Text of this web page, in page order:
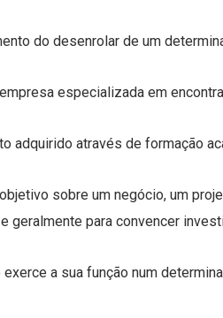
do desenrolar de um
especializada em
adquirido através de formação
sobre um negócio, um
geralmente para convencer
a sua função num